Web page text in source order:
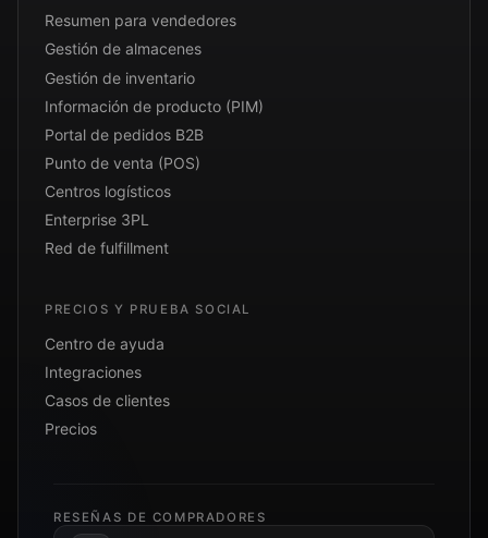
Resumen para vendedores
Gestión de almacenes
Gestión de inventario
Información de producto (PIM)
Portal de pedidos B2B
Punto de venta (POS)
Centros logísticos
Enterprise 3PL
Red de fulfillment
PRECIOS Y PRUEBA SOCIAL
Centro de ayuda
Integraciones
Casos de clientes
Precios
RESEÑAS DE COMPRADORES